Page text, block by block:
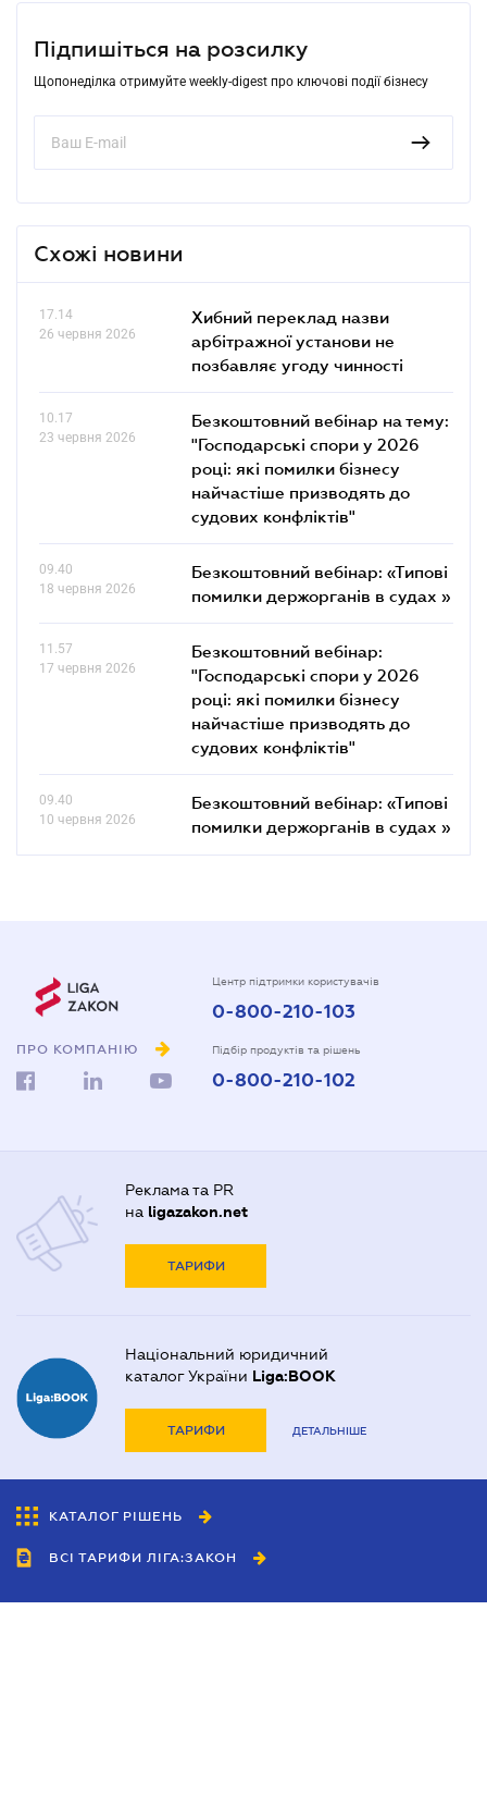
Підпишіться на розсилку
Щопонеділка отримуйте weekly-digest про ключові події бізнесу
Схожі новини
17.14
26 червня 2026
Хибний переклад назви
арбітражної установи не
позбавляє угоду чинності
10.17
23 червня 2026
Безкоштовний вебінар на тему:
"Господарські спори у 2026
році: які помилки бізнесу
найчастіше призводять до
судових конфліктів"
09.40
18 червня 2026
Безкоштовний вебінар: «Типові
помилки держорганів в судах »
11.57
17 червня 2026
Безкоштовний вебінар:
"Господарські спори у 2026
році: які помилки бізнесу
найчастіше призводять до
судових конфліктів"
09.40
10 червня 2026
Безкоштовний вебінар: «Типові
помилки держорганів в судах »
ПРО КОМПАНІЮ
Центр підтримки користувачів
0-800-210-103
Підбір продуктів та рішень
0-800-210-102
Реклама та PR
на ligazakon.net
ТАРИФИ
Національний юридичний
каталог України Liga:BOOK
ТАРИФИ ДЕТАЛЬНІШЕ
КАТАЛОГ РІШЕНЬ
ВСІ ТАРИФИ ЛІГА:ЗАКОН